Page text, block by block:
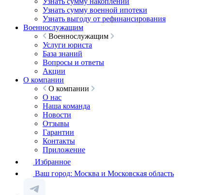
Узнать сумму военной ипотеки
Узнать выгоду от рефинансирования
Военнослужащим
Военнослужащим
Услуги юриста
База знаний
Вопросы и ответы
Акции
О компании
О компании
О нас
Наша команда
Новости
Отзывы
Гарантии
Контакты
Приложение
Избранное
Ваш город: Москва и Московская область